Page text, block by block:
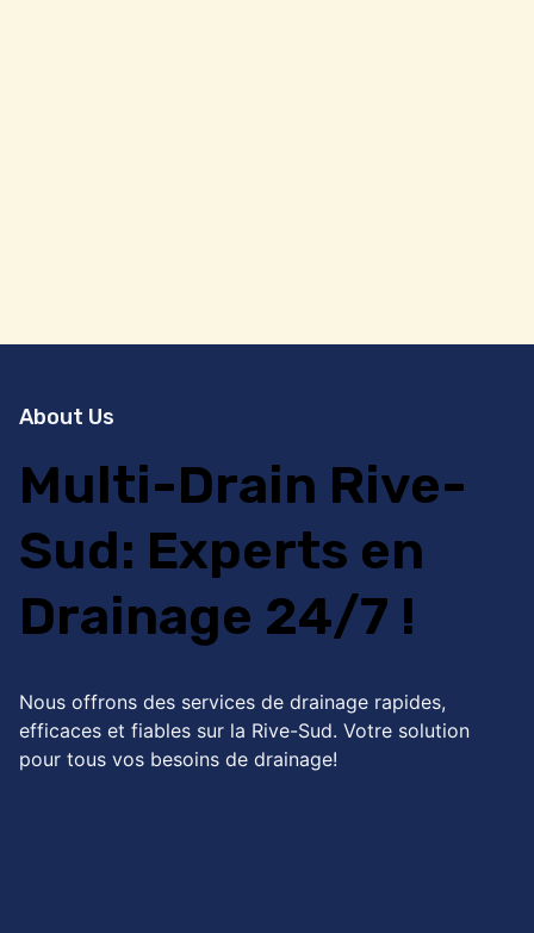
About Us
Multi-Drain Rive-
Sud: Experts en
Drainage 24/7 !
Nous offrons des services de drainage rapides,
efficaces et fiables sur la Rive-Sud. Votre solution
pour tous vos besoins de drainage!